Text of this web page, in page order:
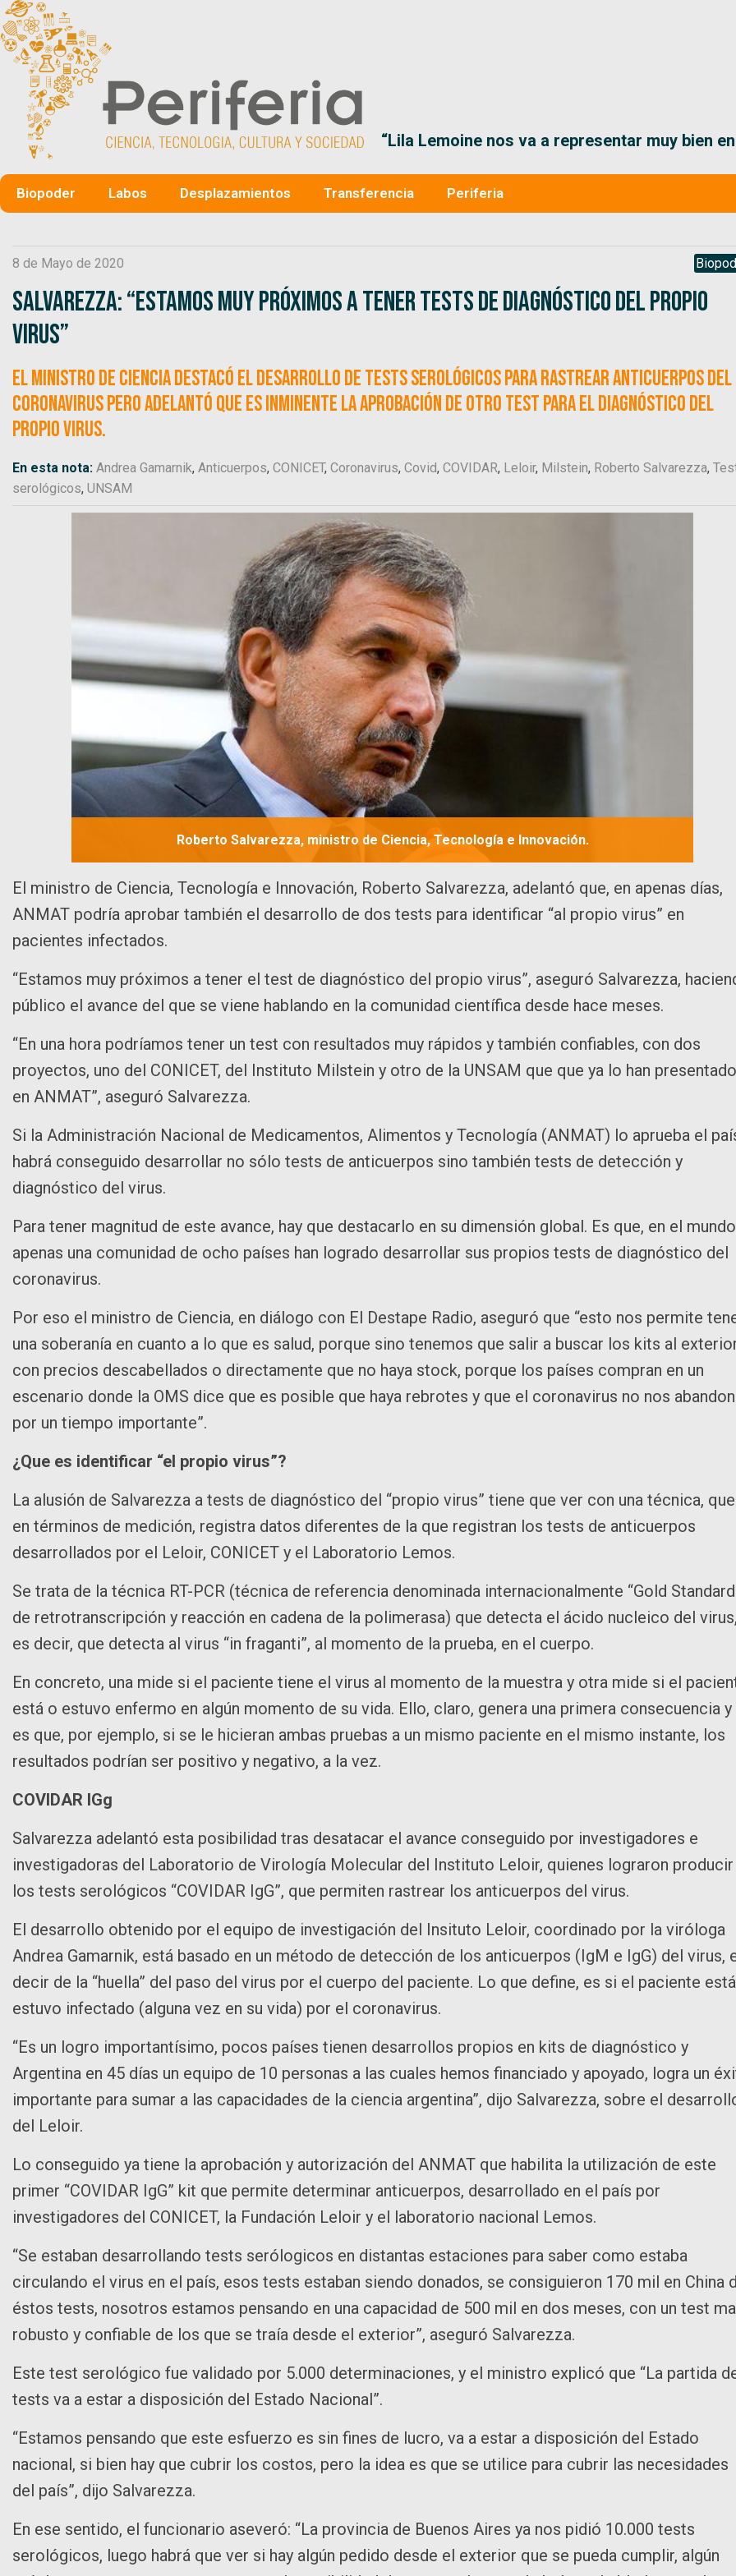
“Lila Lemoine nos va a representar muy bien
Biopoder Labos Desplazamientos Transferencia Periferia
8 de Mayo de 2020
Salvarezza: “Estamos muy próximos a tener tests de diagnóstico del propio
virus”
El ministro de ciencia destacó el desarrollo de tests serológicos para rastrear anticuerpos del
coronavirus pero adelantó que es inminente la aprobación de otro test para el diagnóstico del
propio virus.
En esta nota: Andrea Gamarnik, Anticuerpos, CONICET, Coronavirus, Covid, COVIDAR, Leloir, Milstein, Roberto Salvarezza,
serológicos, UNSAM
Roberto Salvarezza, ministro de Ciencia, Tecnología e Innovación.
El ministro de Ciencia, Tecnología e Innovación, Roberto Salvarezza, adelantó que, en apenas días,
ANMAT podría aprobar también el desarrollo de dos tests para identificar “al propio virus” en
pacientes infectados.
“Estamos muy próximos a tener el test de diagnóstico del propio virus”, aseguró Salvarezza,
público el avance del que se viene hablando en la comunidad científica desde hace meses.
“En una hora podríamos tener un test con resultados muy rápidos y también confiables, con dos
proyectos, uno del CONICET, del Instituto Milstein y otro de la UNSAM que que ya lo han presentado
en ANMAT”, aseguró Salvarezza.
Si la Administración Nacional de Medicamentos, Alimentos y Tecnología (ANMAT) lo aprueba el
habrá conseguido desarrollar no sólo tests de anticuerpos sino también tests de detección y
diagnóstico del virus.
Para tener magnitud de este avance, hay que destacarlo en su dimensión global. Es que, en el
apenas una comunidad de ocho países han logrado desarrollar sus propios tests de diagnóstico del
coronavirus.
Por eso el ministro de Ciencia, en diálogo con El Destape Radio, aseguró que “esto nos permite
una soberanía en cuanto a lo que es salud, porque sino tenemos que salir a buscar los kits al
con precios descabellados o directamente que no haya stock, porque los países compran en un
escenario donde la OMS dice que es posible que haya rebrotes y que el coronavirus no nos
por un tiempo importante”.
¿Que es identificar “el propio virus”?
La alusión de Salvarezza a tests de diagnóstico del “propio virus” tiene que ver con una técnica, que
en términos de medición, registra datos diferentes de la que registran los tests de anticuerpos
desarrollados por el Leloir, CONICET y el Laboratorio Lemos.
Se trata de la técnica RT-PCR (técnica de referencia denominada internacionalmente “Gold
de retrotranscripción y reacción en cadena de la polimerasa) que detecta el ácido nucleico del virus,
es decir, que detecta al virus “in fraganti”, al momento de la prueba, en el cuerpo.
En concreto, una mide si el paciente tiene el virus al momento de la muestra y otra mide si el
está o estuvo enfermo en algún momento de su vida. Ello, claro, genera una primera consecuencia y
es que, por ejemplo, si se le hicieran ambas pruebas a un mismo paciente en el mismo instante, los
resultados podrían ser positivo y negativo, a la vez.
COVIDAR IGg
Salvarezza adelantó esta posibilidad tras desatacar el avance conseguido por investigadores e
investigadoras del Laboratorio de Virología Molecular del Instituto Leloir, quienes lograron producir
los tests serológicos “COVIDAR IgG”, que permiten rastrear los anticuerpos del virus.
El desarrollo obtenido por el equipo de investigación del Insituto Leloir, coordinado por la viróloga
Andrea Gamarnik, está basado en un método de detección de los anticuerpos (IgM e IgG) del virus,
decir de la “huella” del paso del virus por el cuerpo del paciente. Lo que define, es si el paciente
estuvo infectado (alguna vez en su vida) por el coronavirus.
“Es un logro importantísimo, pocos países tienen desarrollos propios en kits de diagnóstico y
Argentina en 45 días un equipo de 10 personas a las cuales hemos financiado y apoyado, logra un
importante para sumar a las capacidades de la ciencia argentina”, dijo Salvarezza, sobre el
del Leloir.
Lo conseguido ya tiene la aprobación y autorización del ANMAT que habilita la utilización de este
primer “COVIDAR IgG” kit que permite determinar anticuerpos, desarrollado en el país por
investigadores del CONICET, la Fundación Leloir y el laboratorio nacional Lemos.
“Se estaban desarrollando tests serólogicos en distantas estaciones para saber como estaba
circulando el virus en el país, esos tests estaban siendo donados, se consiguieron 170 mil en China
éstos tests, nosotros estamos pensando en una capacidad de 500 mil en dos meses, con un test
robusto y confiable de los que se traía desde el exterior”, aseguró Salvarezza.
Este test serológico fue validado por 5.000 determinaciones, y el ministro explicó que “La partida
tests va a estar a disposición del Estado Nacional”.
“Estamos pensando que este esfuerzo es sin fines de lucro, va a estar a disposición del Estado
nacional, si bien hay que cubrir los costos, pero la idea es que se utilice para cubrir las necesidades
del país”, dijo Salvarezza.
En ese sentido, el funcionario aseveró: “La provincia de Buenos Aires ya nos pidió 10.000 tests
serológicos, luego habrá que ver si hay algún pedido desde el exterior que se pueda cumplir, algún